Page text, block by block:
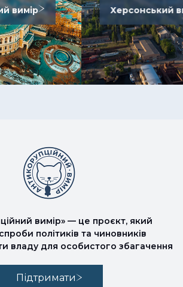
вимір Херсонський
вимір» — це проєкт, який
політиків та чиновників
владу для особистого збагачення
Підтримати